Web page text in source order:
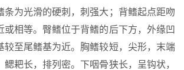
条为光滑的硬刺，刺强大；背鳍起点距吻
或相等。臀鳍位于背鳍的后下方，外缘凹
较至尾鳍基为近。胸鳍较短，尖形，末端
鳃耙长，排列密。下咽骨狭长，呈钩状，